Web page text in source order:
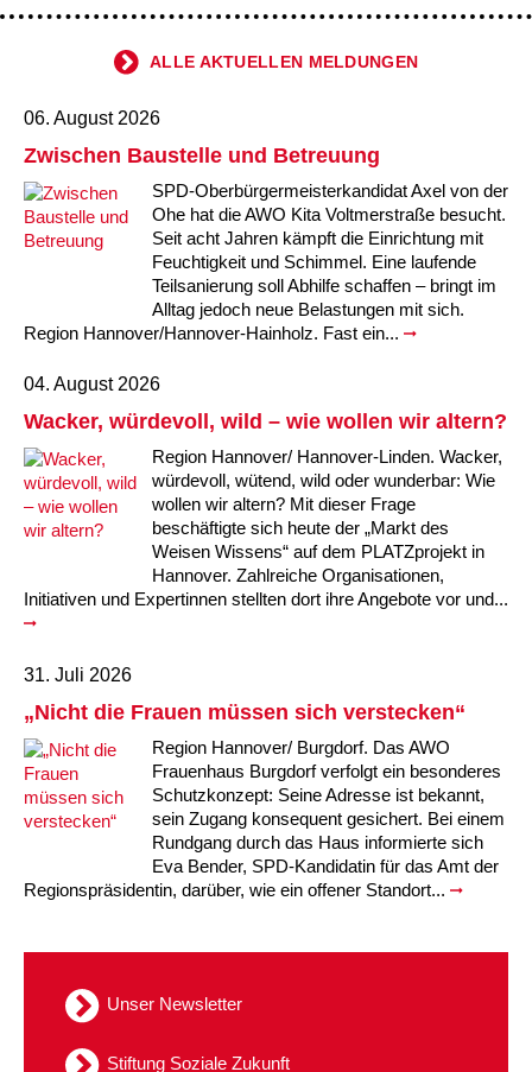
ALLE AKTUELLEN MELDUNGEN
06. August 2026
Zwischen Baustelle und Betreuung
SPD-Oberbürgermeisterkandidat Axel von der
Ohe hat die AWO Kita Voltmerstraße besucht.
Seit acht Jahren kämpft die Einrichtung mit
Feuchtigkeit und Schimmel. Eine laufende
Teilsanierung soll Abhilfe schaffen – bringt im
Alltag jedoch neue Belastungen mit sich.
Region Hannover/Hannover-Hainholz. Fast ein...
04. August 2026
Wacker, würdevoll, wild – wie wollen wir altern?
Region Hannover/ Hannover-Linden. Wacker,
würdevoll, wütend, wild oder wunderbar: Wie
wollen wir altern? Mit dieser Frage
beschäftigte sich heute der „Markt des
Weisen Wissens“ auf dem PLATZprojekt in
Hannover. Zahlreiche Organisationen,
Initiativen und Expertinnen stellten dort ihre Angebote vor und...
31. Juli 2026
„Nicht die Frauen müssen sich verstecken“
Region Hannover/ Burgdorf. Das AWO
Frauenhaus Burgdorf verfolgt ein besonderes
Schutzkonzept: Seine Adresse ist bekannt,
sein Zugang konsequent gesichert. Bei einem
Rundgang durch das Haus informierte sich
Eva Bender, SPD-Kandidatin für das Amt der
Regionspräsidentin, darüber, wie ein offener Standort...
Unser Newsletter
Stiftung Soziale Zukunft